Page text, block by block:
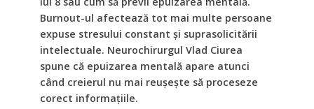
Burnout-ul afectează tot mai multe persoane
expuse stresului constant și suprasolicitării
intelectuale. Neurochirurgul Vlad Ciurea
spune că epuizarea mentală apare atunci
când creierul nu mai reușește să proceseze
corect informațiile.